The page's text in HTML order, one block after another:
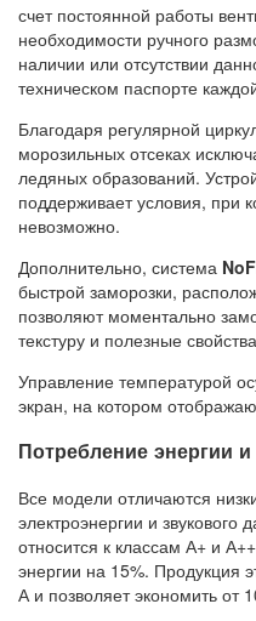
счет постоянной работы
необходимости ручного
наличии или отсутствии
техническом паспорте
Благодаря регулярной
морозильных отсеках
ледяных образований.
поддерживает условия, при
невозможно.
Дополнительно, система
быстрой заморозки,
позволяют моментально
текстуру и полезные
Управление температурой
экран, на котором
Потребление энергии
Все модели отличаются
электроэнергии и
относится к классам А+ и
энергии на 15%. Продукция
А и позволяет экономить от